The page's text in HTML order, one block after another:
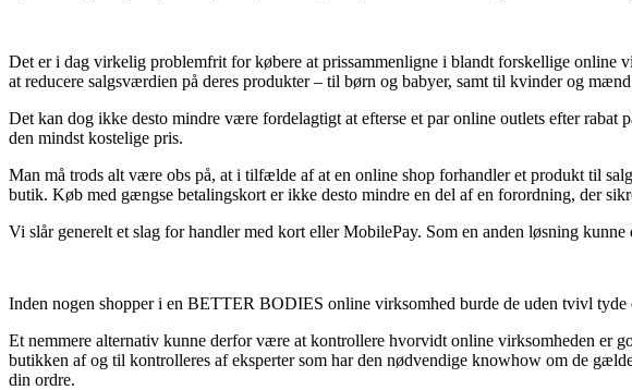
Det er i dag virkelig problemfrit for købere at prissammenligne i blandt forskellige
at reducere salgsværdien på deres produkter – til børn og babyer, samt til kvinder og
Det kan dog ikke desto mindre være fordelagtigt at efterse et par online outlets efter
den mindst kostelige pris.
Man må trods alt være obs på, at i tilfælde af at en online shop forhandler et produkt til
butik. Køb med gængse betalingskort er ikke desto mindre en del af en forordning, der
Vi slår generelt et slag for handler med kort eller MobilePay. Som en anden løsning
Inden nogen shopper i en BETTER BODIES online virksomhed burde de uden tvivl
Et nemmere alternativ kunne derfor være at kontrollere hvorvidt online virksomheden er
butikken af og til kontrolleres af eksperter som har den nødvendige knowhow om de
din ordre.